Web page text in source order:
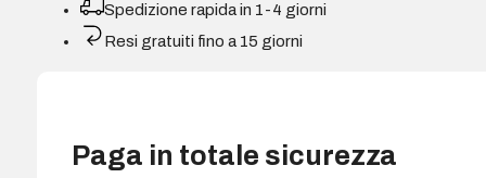
FullHD
120Hz
Spedizione rapida in 1-4 giorni
Resi gratuiti fino a 15 giorni
Paga in totale sicurezza